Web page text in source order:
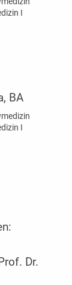
I
BA
I
Dr.